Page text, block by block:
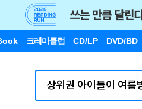
크레마클럽 CD/LP DVD/BD